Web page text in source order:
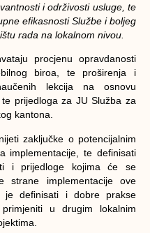
i održivosti usluge, te
efikasnosti Službe i boljeg
rada na lokalnom nivou.
procjenu opravdanosti
biroa, te proširenja i
lekcija na osnovu
prijedloga za JU Služba za
kantona.
zaključke o potencijalnim
implementacije, te definisati
i prijedloge kojima će se
strane implementacije ove
je definisati i dobre prakse
u drugim lokalnim